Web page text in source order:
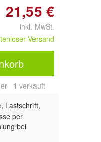
21,55 €
inkl. MwSt.
Versand
1 verkauft
Lastschrift,
per
bei